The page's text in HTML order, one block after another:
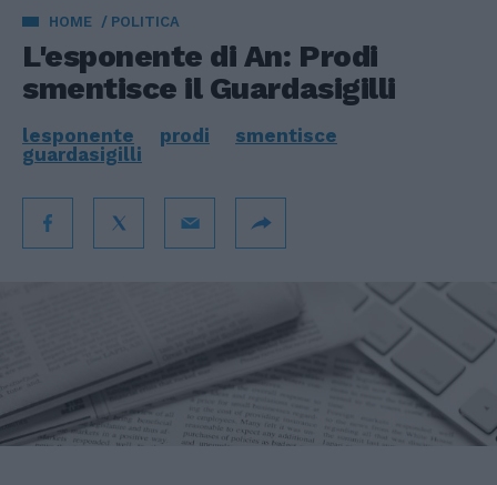
HOME POLITICA
L'esponente di An: Prodi
smentisce il Guardasigilli
lesponente prodi
smentisce
guardasigilli